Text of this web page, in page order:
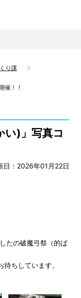
り課
催！！
い)」写真コ
日：2026年01月22日
たの破魔弓祭（的ば
ちしています。